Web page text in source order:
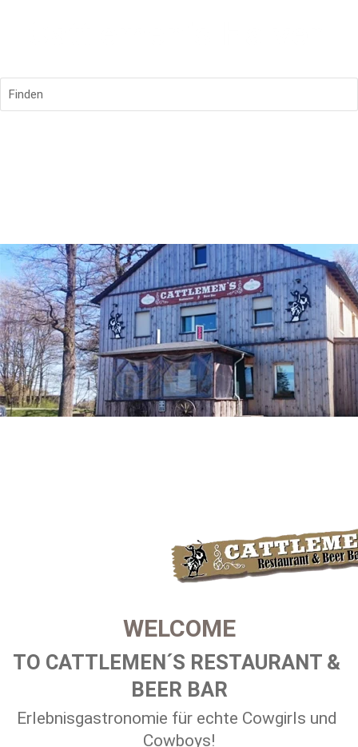
Finden
WELCOME
TO CATTLEMEN´S RESTAURANT &
BEER BAR
Erlebnisgastronomie für echte Cowgirls und
Cowboys!